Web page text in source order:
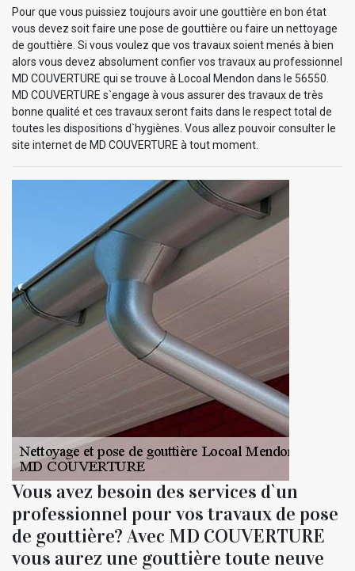
Pour que vous puissiez toujours avoir une gouttière en bon état
vous devez soit faire une pose de gouttière ou faire un nettoyage
de gouttière. Si vous voulez que vos travaux soient menés à bien
alors vous devez absolument confier vos travaux au professionnel
MD COUVERTURE qui se trouve à Locoal Mendon dans le 56550.
MD COUVERTURE s`engage à vous assurer des travaux de très
bonne qualité et ces travaux seront faits dans le respect total de
toutes les dispositions d`hygiènes. Vous allez pouvoir consulter le
site internet de MD COUVERTURE à tout moment.
Vous avez besoin des services d`un
professionnel pour vos travaux de pose
de gouttière? Avec MD COUVERTURE
vous aurez une gouttière toute neuve